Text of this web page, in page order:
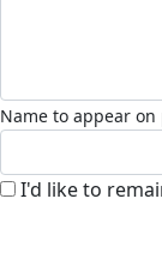
Name to appear on
I'd like to